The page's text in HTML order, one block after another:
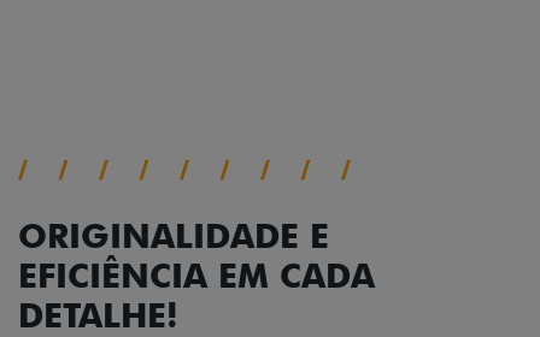
ORIGINALIDADE E
EFICIÊNCIA EM CADA
DETALHE!